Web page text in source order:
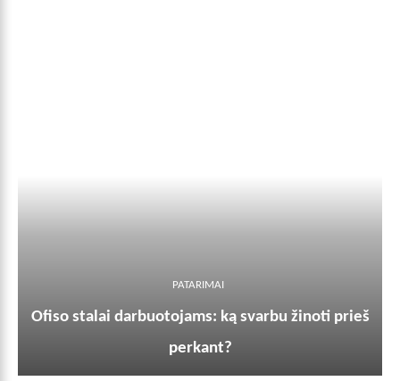
PATARIMAI
Ofiso stalai darbuotojams: ką svarbu žinoti prieš
perkant?